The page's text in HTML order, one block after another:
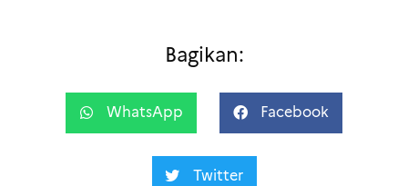
Bagikan:
WhatsApp Facebook
Twitter